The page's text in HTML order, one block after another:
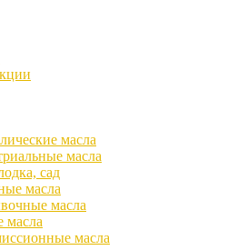
масла
масла
сад
масла
масла
масла
масла